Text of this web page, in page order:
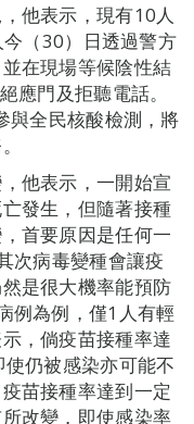
他表示，現有10人
（30）日透過警方
在現場等候陰性結
應門及拒聽電話。
與全民核酸檢測，將
他表示，一開始宣
發生，但隨著接種
首要原因是任何一
次病毒變種會讓疫
是很大機率能預防
例為例，僅1人有輕
，倘疫苗接種率達
仍被感染亦可能不
苗接種率達到一定
改變，即使感染率